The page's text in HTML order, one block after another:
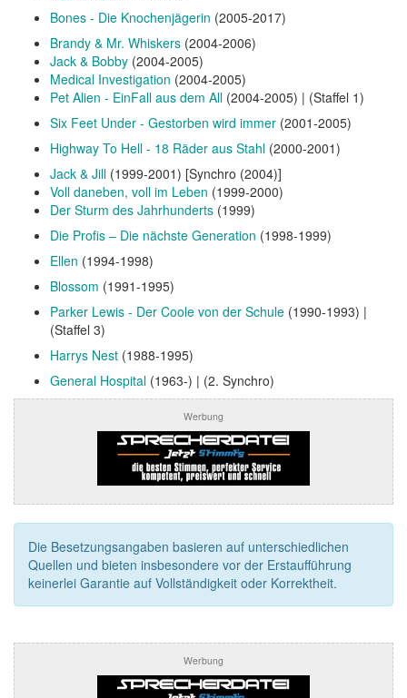
Bones - Die Knochenjägerin (2005-2017)
Brandy & Mr. Whiskers (2004-2006)
Jack & Bobby (2004-2005)
Medical Investigation (2004-2005)
Pet Alien - EinFall aus dem All (2004-2005) | (Staffel 1)
Six Feet Under - Gestorben wird immer (2001-2005)
Highway To Hell - 18 Räder aus Stahl (2000-2001)
Jack & Jill (1999-2001) [Synchro (2004)]
Voll daneben, voll im Leben (1999-2000)
Der Sturm des Jahrhunderts (1999)
Die Profis – Die nächste Generation (1998-1999)
Ellen (1994-1998)
Blossom (1991-1995)
Parker Lewis - Der Coole von der Schule (1990-1993) |
(Staffel 3)
Harrys Nest (1988-1995)
General Hospital (1963-) | (2. Synchro)
Werbung
Die Besetzungsangaben basieren auf unterschiedlichen
Quellen und bieten insbesondere vor der Erstaufführung
keinerlei Garantie auf Vollständigkeit oder Korrektheit.
Werbung